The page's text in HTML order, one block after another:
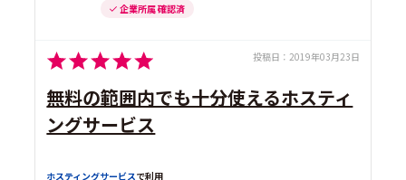
企業所属 確認済
投稿日： 2019年03月23日
無料の範囲内でも十分使えるホスティ
ングサービス
ホスティングサービスで利用